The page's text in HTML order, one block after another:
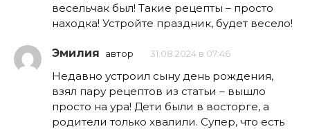
весельчак был! Такие рецепты – просто
находка! Устройте праздник, будет весело!
Эмилия автор 31.08.2024 в 07:46
Недавно устроил сыну день рождения,
взял пару рецептов из статьи – вышло
просто на ура! Дети были в восторге, а
родители только хвалили. Супер, что есть